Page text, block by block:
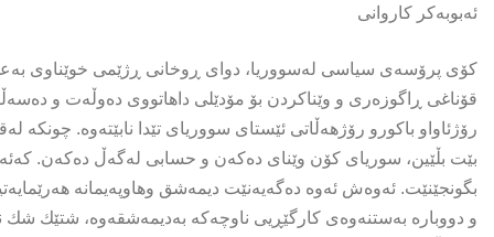
ئەبوبەکر کاروانى
کۆی پرۆسەی سیاسی لەسووریا، دوای ڕوخانی ڕژێمی خوێناوی
قۆناغی ڕاگوزەری و وێناکردن بۆ مۆدێلی داهاتووی دەوڵەت و
رۆژئاواو باکورو رۆژهەڵاتی ئێستای سووریای تێدا نابێتەوە.
بێت بڵێین، سوریای کۆن وێنای دەکەن و حسابی لەگەڵ دەکەن.
بگونجێنێت. ئەوەش ئەوە دەگەیەنێت دیمەشق وهاوپەیمانە
و دووبارە بەستنەوەی کارگێڕیی ناوچەکە بەدیمەشقەوە، شتێك